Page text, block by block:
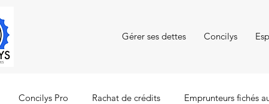
Gérer ses dettes Concilys
Concilys Pro Rachat de crédits Emprunteurs fichés